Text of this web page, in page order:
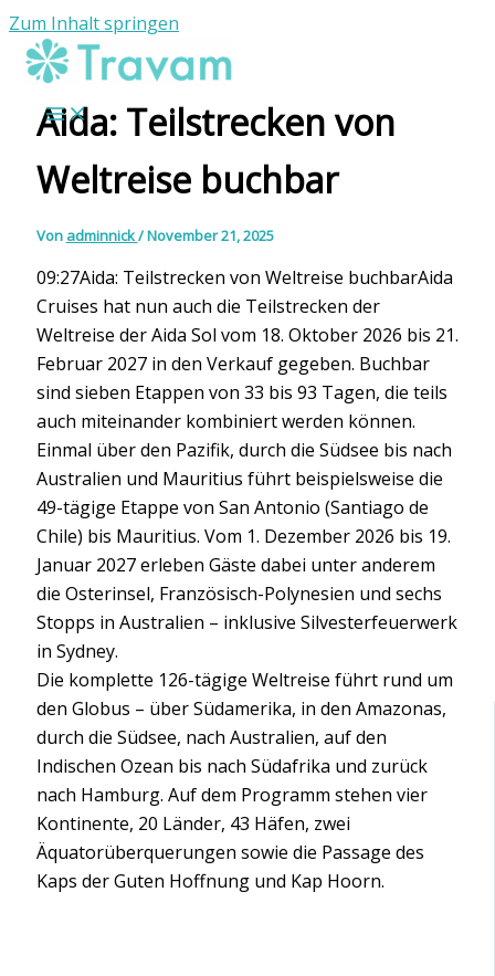
Zum Inhalt springen
Aida: Teilstrecken von
Weltreise buchbar
Von adminnick/November 21, 2025
09:27Aida: Teilstrecken von Weltreise buchbarAida
Cruises hat nun auch die Teilstrecken der
Weltreise der Aida Sol vom 18. Oktober 2026 bis 21.
Februar 2027 in den Verkauf gegeben. Buchbar
sind sieben Etappen von 33 bis 93 Tagen, die teils
auch miteinander kombiniert werden können.
Einmal über den Pazifik, durch die Südsee bis nach
Australien und Mauritius führt beispielsweise die
49-tägige Etappe von San Antonio (Santiago de
Chile) bis Mauritius. Vom 1. Dezember 2026 bis 19.
Januar 2027 erleben Gäste dabei unter anderem
die Osterinsel, Französisch-Polynesien und sechs
Stopps in Australien – inklusive Silvesterfeuerwerk
in Sydney.
Die komplette 126-tägige Weltreise führt rund um
den Globus – über Südamerika, in den Amazonas,
durch die Südsee, nach Australien, auf den
Indischen Ozean bis nach Südafrika und zurück
nach Hamburg. Auf dem Programm stehen vier
Kontinente, 20 Länder, 43 Häfen, zwei
Äquatorüberquerungen sowie die Passage des
Kaps der Guten Hoffnung und Kap Hoorn.